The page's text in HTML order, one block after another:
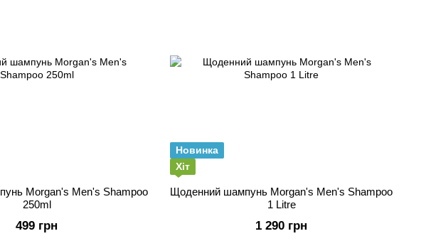
Morgan's Men's Shampoo
250ml
499 грн
Новинка
Хіт
Щоденний шампунь Morgan's Men's Shampoo
1 Litre
1 290 грн